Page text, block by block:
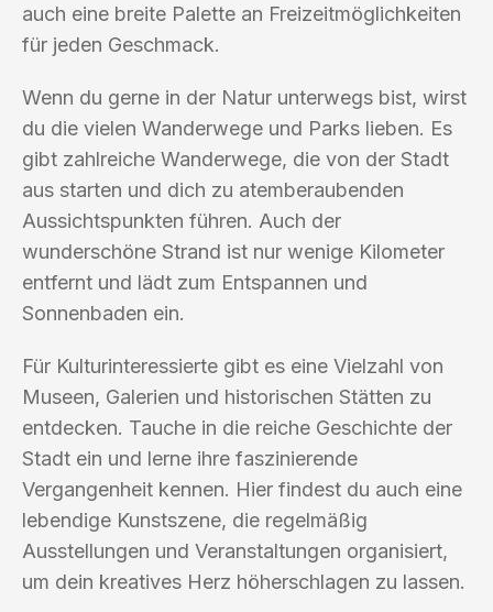
auch eine breite Palette an Freizeitmöglichkeiten
für jeden Geschmack.
Wenn du gerne in der Natur unterwegs bist, wirst
du die vielen Wanderwege und Parks lieben. Es
gibt zahlreiche Wanderwege, die von der Stadt
aus starten und dich zu atemberaubenden
Aussichtspunkten führen. Auch der
wunderschöne Strand ist nur wenige Kilometer
entfernt und lädt zum Entspannen und
Sonnenbaden ein.
Für Kulturinteressierte gibt es eine Vielzahl von
Museen, Galerien und historischen Stätten zu
entdecken. Tauche in die reiche Geschichte der
Stadt ein und lerne ihre faszinierende
Vergangenheit kennen. Hier findest du auch eine
lebendige Kunstszene, die regelmäßig
Ausstellungen und Veranstaltungen organisiert,
um dein kreatives Herz höherschlagen zu lassen.